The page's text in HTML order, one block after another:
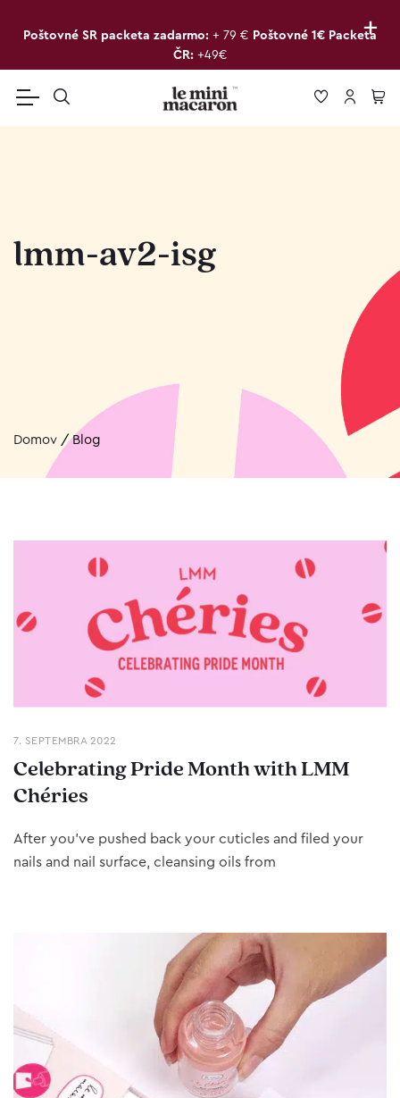
+
Poštovné SR packeta zadarmo: + 79 € Poštovné 1€ Packeta
ČR: +49€
lmm-av2-isg
Domov /Blog
7. SEPTEMBRA 2022
Celebrating Pride Month with LMM
Chéries
After you’ve pushed back your cuticles and filed your
nails and nail surface, cleansing oils from